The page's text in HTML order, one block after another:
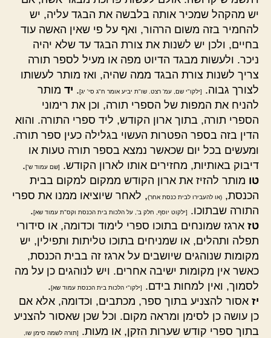
יש מהקהל שמכיר אותה בלבשה את הבגד עליה, יש
להחמיר בזה משום הרהור, ואף על פי שאין האשה עוד
בחיים, ולכן יש לשנות את צורת הבגד עד שלא יהיה
ניכר. ולעשות מבגד הדיוט מפה או מעיל לספר תורה
צריך לשנות צורת הבגד ממה שהיה, ואז מותר לעשותו
לצורך גבוה.
[ילקו"י שם, עמ' רצט. שו"ת יביע אומר ח"ג סי' יג]. יד מותר
להניח את המפות של הספרי תורה, וכן את רימוני
הספרי תורה, בתוך ארון הקודש, ליד ספרי התורה. והוא
הדין בזה בספר הפטרות העשוי בגלילה כעין ספר תורה.
ומעשים בכל יום שכאשר נמצא בספר תורה טעות או
דיבוק באותיות, מחזירים אותו לארון הקודש.
[שם עמוד ש'].
טו מותר להזיז את ארון הקודש ממקום למקום בבית
הכנסת, (או להעבירו לבית כנסת אחר), לאחר שיוציאו ממנו את ספרי
התורה שבתוכו.
[ילקוט יוסף, חלק ב', על הלכות בית הכנסת וקס"ת עמוד שא].
טז ארגז שמונחים בתוכו ספרי לימוד וכדומה, או סידורי
תפלה ותהלים, או שמניחים בתוכו טליתות ותפילין, יש
מקומות שנוהגים שיושבים על ארגז זה בבית הכנסת,
כאשר אין מקומות ישיבה אחרים. ויש לנוהגים כן על מה
לסמוך, ואין למחות בידם.
[ילקו"י הלכות בית הכנסת עמוד שא].
יז אסור להצניע בתוך ספר, מכתבים, וכדומה, אלא אם
כן עושה כן לסימן ומראה מקום. וכל שכן שאסור להצניע
בתוך ספרי קודש שערות הזקן, או מעות.
[תורה לשמה סימן שו,